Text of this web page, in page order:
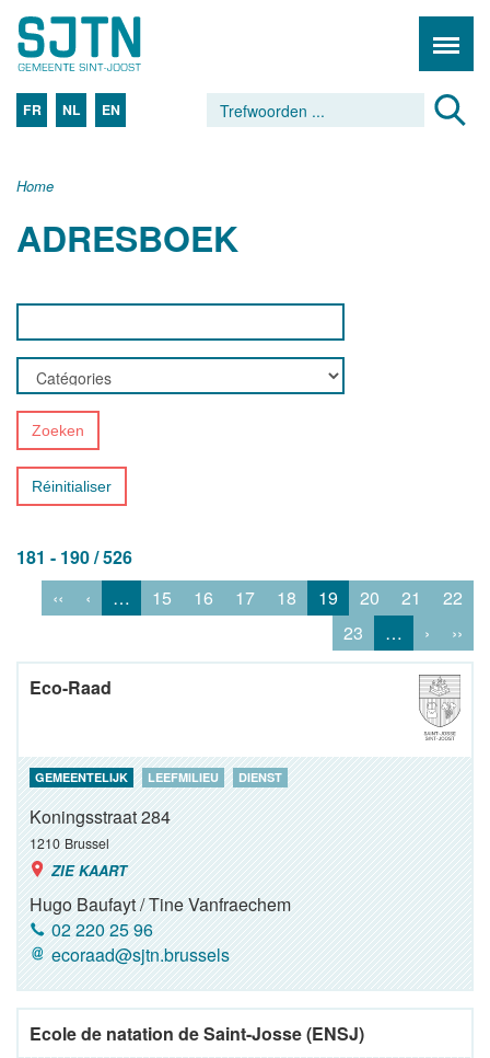
FR NL EN
Home
ADRESBOEK
Zoeken
Réinitialiser
181 - 190 / 526
‹‹
‹ … 15 16 17 18 19 20 21
22
23
… › ››
Eco-Raad
GEMEENTELIJK LEEFMILIEU DIENST
Koningsstraat 284
1210 Brussel
ZIE KAART
Hugo Baufayt / Tine Vanfraechem
02 220 25 96
ecoraad@sjtn.brussels
Ecole de natation de Saint-Josse (ENSJ)